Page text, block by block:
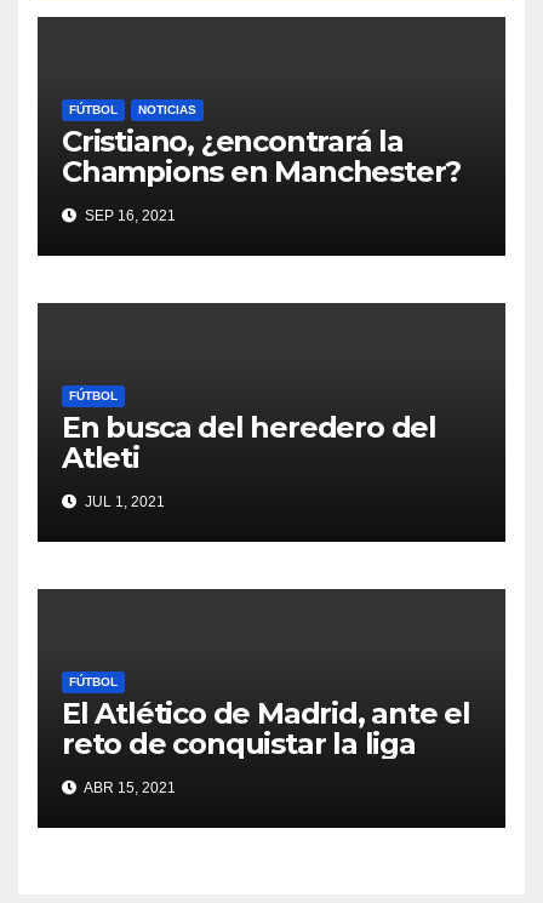
FÚTBOL NOTICIAS
Cristiano, ¿encontrará la
Champions en Manchester?
SEP 16, 2021
FÚTBOL
En busca del heredero del
Atleti
JUL 1, 2021
FÚTBOL
El Atlético de Madrid, ante el
reto de conquistar la liga
ABR 15, 2021